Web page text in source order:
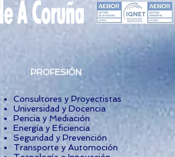
PROFESIÓN
Consultores y Proyectistas
Universidad y Docencia
Pericia y Mediación
Energía y Eficiencia
Seguridad y Prevención
Transporte y Automoción